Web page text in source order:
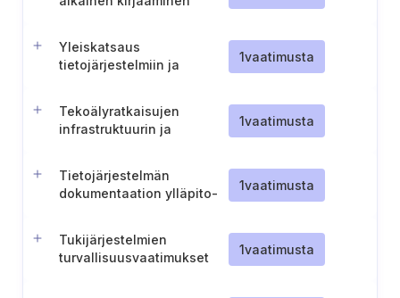
Yleiskatsaus
tietojärjestelmiin ja
1vaatimusta
Tekoälyratkaisujen
infrastruktuurin ja
1vaatimusta
Tietojärjestelmän
dokumentaation ylläpito-
1vaatimusta
Tukijärjestelmien
turvallisuusvaatimukset
1vaatimusta